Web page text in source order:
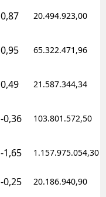
0,87 20.494.923,00
0,95 65.322.471,96
0,49 21.587.344,34
-0,36 103.801.572,50
-1,65 1.157.975.054,30
-0,25 20.186.940,90